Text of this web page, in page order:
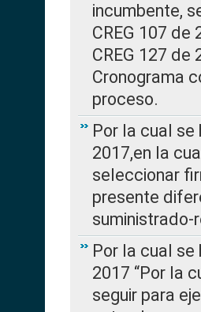
incumbente,
CREG 107
CREG 127 de
Cronograma
proceso.
Por la cual se
2017,en la
seleccionar
presente
Por la cual se
2017 “Por la
seguir para